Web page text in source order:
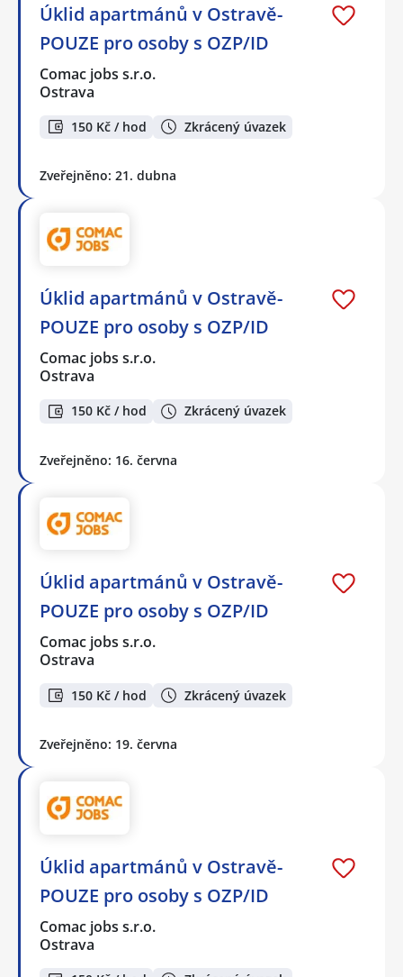
Úklid apartmánů v Ostravě-
POUZE pro osoby s OZP/ID
Comac jobs s.r.o.
Ostrava
150 Kč / hod Zkrácený úvazek
Zveřejněno: 21. dubna
Úklid apartmánů v Ostravě-
POUZE pro osoby s OZP/ID
Comac jobs s.r.o.
Ostrava
150 Kč / hod Zkrácený úvazek
Zveřejněno: 16. června
Úklid apartmánů v Ostravě-
POUZE pro osoby s OZP/ID
Comac jobs s.r.o.
Ostrava
150 Kč / hod Zkrácený úvazek
Zveřejněno: 19. června
Úklid apartmánů v Ostravě-
POUZE pro osoby s OZP/ID
Comac jobs s.r.o.
Ostrava